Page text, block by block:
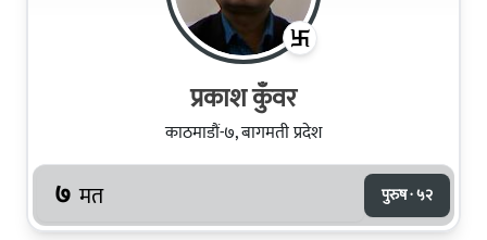
प्रकाश कुँवर
काठमाडौं-७, बागमती प्रदेश
७ मत पुरुष · ५२